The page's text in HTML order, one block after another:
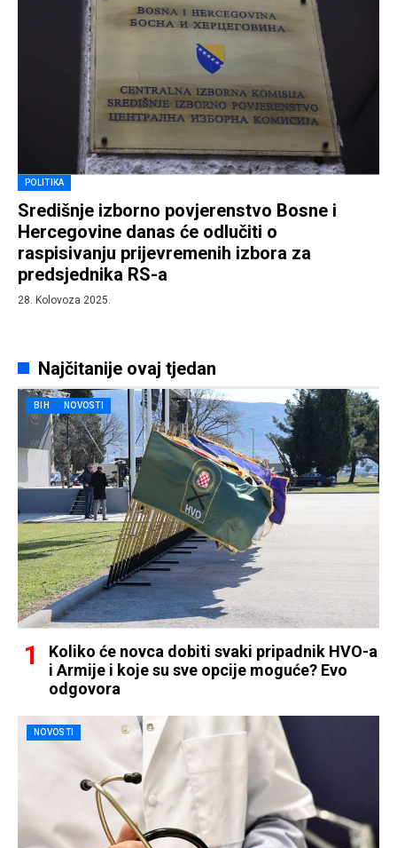
POLITIKA
Središnje izborno povjerenstvo Bosne i
Hercegovine danas će odlučiti o
raspisivanju prijevremenih izbora za
predsjednika RS-a
28. Kolovoza 2025.
Najčitanije ovaj tjedan
BIH NOVOSTI
Koliko će novca dobiti svaki pripadnik HVO-a
i Armije i koje su sve opcije moguće? Evo
odgovora
NOVOSTI